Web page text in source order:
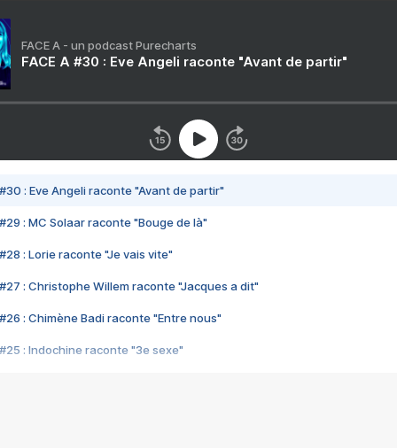
FACE A - un podcast Purecharts
FACE A #30 : Eve Angeli raconte "Avant de partir"
#30 : Eve Angeli raconte "Avant de partir"
#29 : MC Solaar raconte "Bouge de là"
#28 : Lorie raconte "Je vais vite"
#27 : Christophe Willem raconte "Jacques a dit"
#26 : Chimène Badi raconte "Entre nous"
#25 : Indochine raconte "3e sexe"